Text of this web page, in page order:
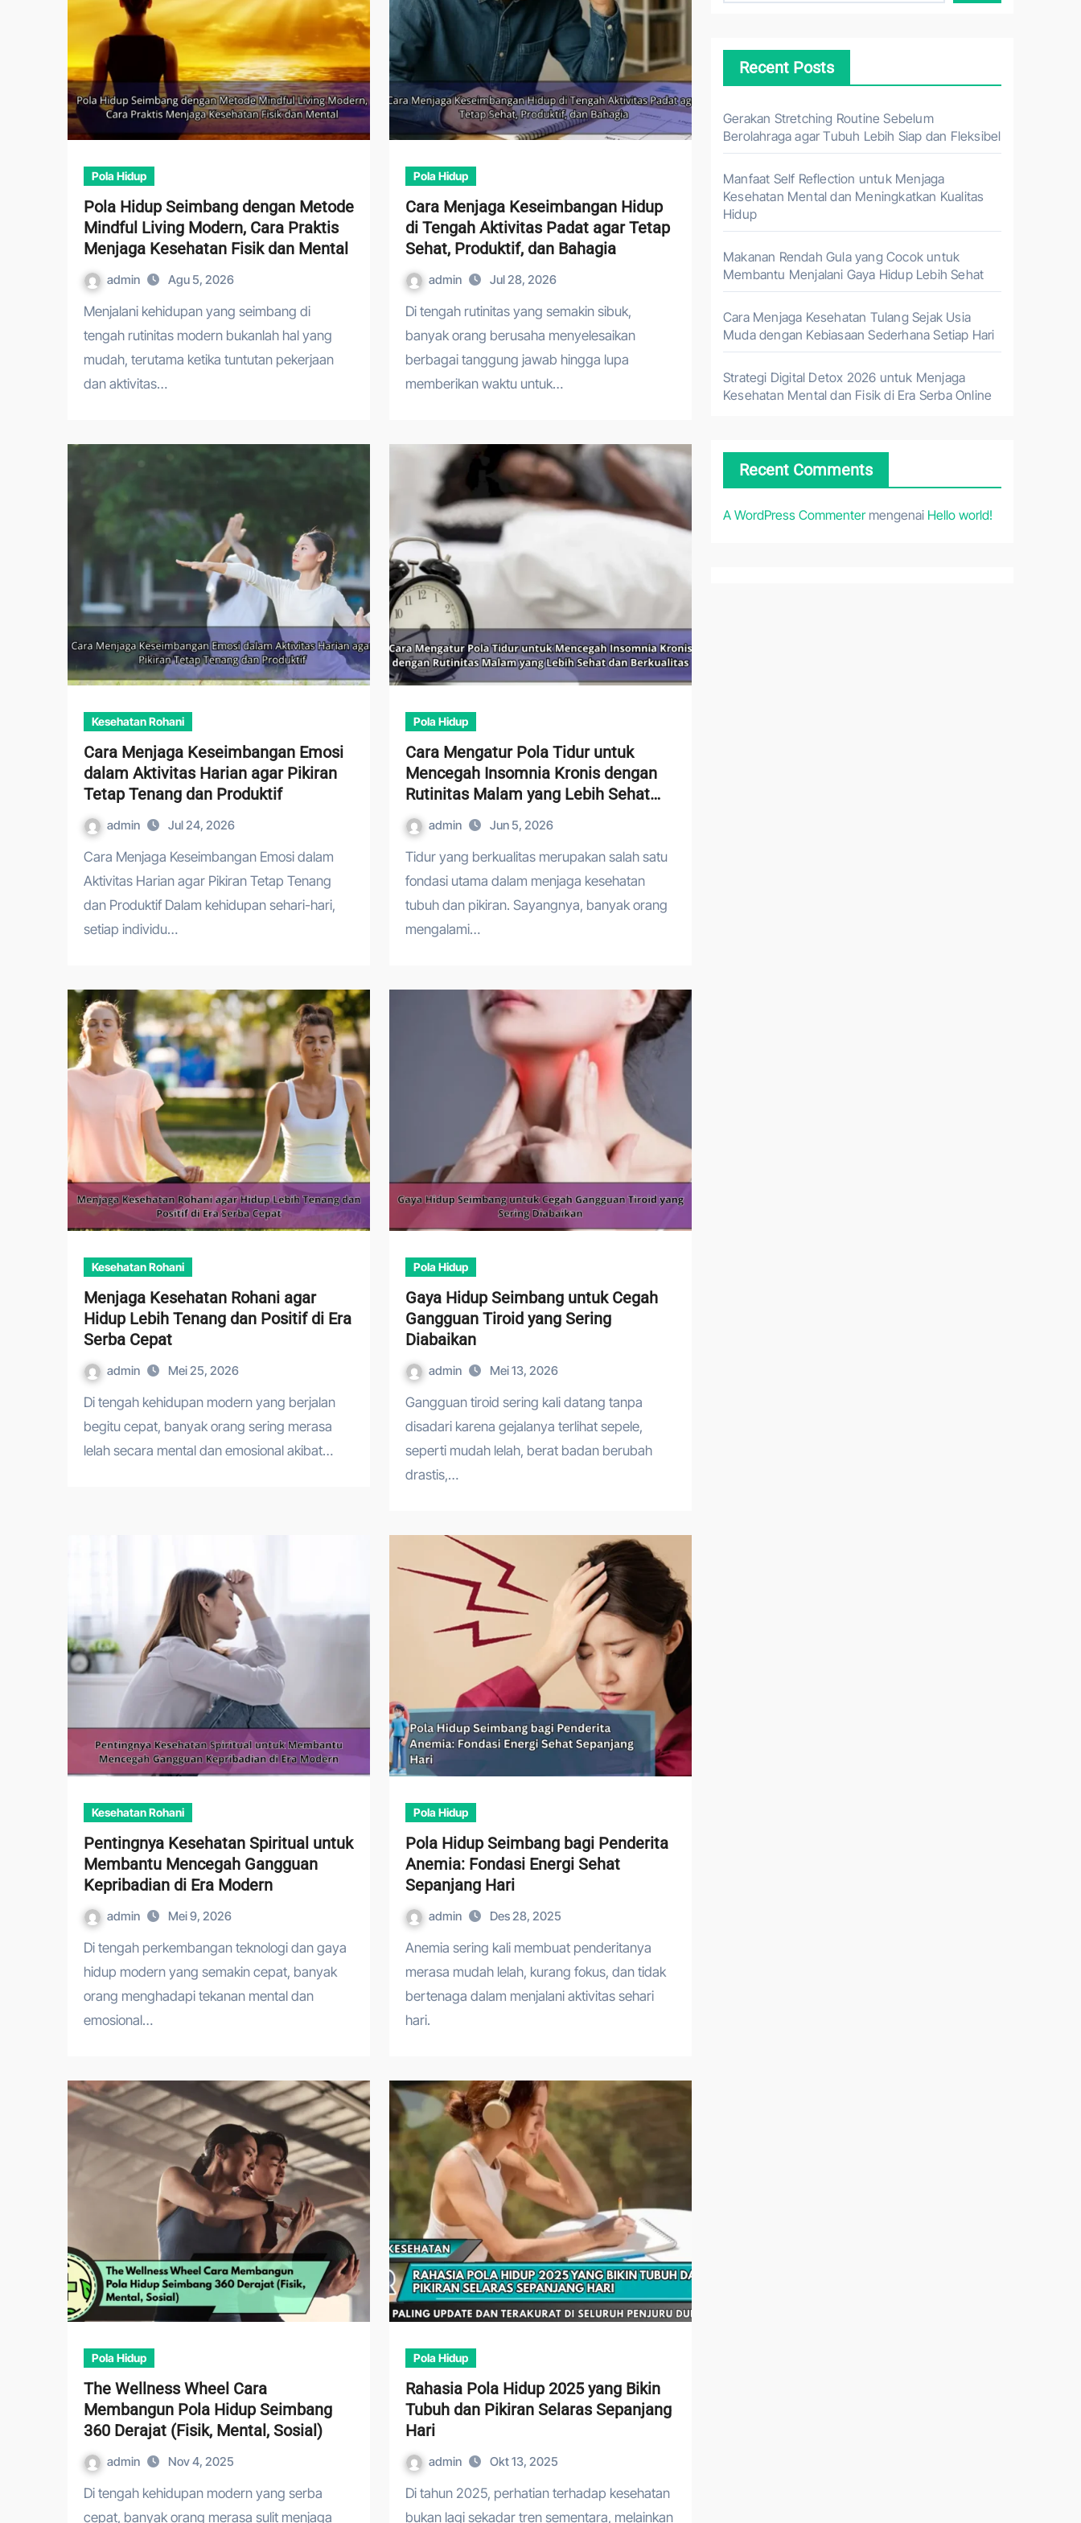
Pola Hidup
Pola Hidup Seimbang dengan Metode
Mindful Living Modern, Cara Praktis
Menjaga Kesehatan Fisik dan Mental
admin Agu 5, 2026
Menjalani kehidupan yang seimbang di
tengah rutinitas modern bukanlah hal yang
mudah, terutama ketika tuntutan pekerjaan
dan aktivitas…
Pola Hidup
Cara Menjaga Keseimbangan Hidup
di Tengah Aktivitas Padat agar Tetap
Sehat, Produktif, dan Bahagia
admin Jul 28, 2026
Di tengah rutinitas yang semakin sibuk,
banyak orang berusaha menyelesaikan
berbagai tanggung jawab hingga lupa
memberikan waktu untuk…
Kesehatan Rohani
Cara Menjaga Keseimbangan Emosi
dalam Aktivitas Harian agar Pikiran
Tetap Tenang dan Produktif
admin Jul 24, 2026
Cara Menjaga Keseimbangan Emosi dalam
Aktivitas Harian agar Pikiran Tetap Tenang
dan Produktif Dalam kehidupan sehari-hari,
setiap individu…
Pola Hidup
Cara Mengatur Pola Tidur untuk
Mencegah Insomnia Kronis dengan
Rutinitas Malam yang Lebih Sehat
dan Berkualitas
admin Jun 5, 2026
Tidur yang berkualitas merupakan salah satu
fondasi utama dalam menjaga kesehatan
tubuh dan pikiran. Sayangnya, banyak orang
mengalami…
Kesehatan Rohani
Menjaga Kesehatan Rohani agar
Hidup Lebih Tenang dan Positif di Era
Serba Cepat
admin Mei 25, 2026
Di tengah kehidupan modern yang berjalan
begitu cepat, banyak orang sering merasa
lelah secara mental dan emosional akibat…
Pola Hidup
Gaya Hidup Seimbang untuk Cegah
Gangguan Tiroid yang Sering
Diabaikan
admin Mei 13, 2026
Gangguan tiroid sering kali datang tanpa
disadari karena gejalanya terlihat sepele,
seperti mudah lelah, berat badan berubah
drastis,…
Kesehatan Rohani
Pentingnya Kesehatan Spiritual untuk
Membantu Mencegah Gangguan
Kepribadian di Era Modern
admin Mei 9, 2026
Di tengah perkembangan teknologi dan gaya
hidup modern yang semakin cepat, banyak
orang menghadapi tekanan mental dan
emosional…
Pola Hidup
Pola Hidup Seimbang bagi Penderita
Anemia: Fondasi Energi Sehat
Sepanjang Hari
admin Des 28, 2025
Anemia sering kali membuat penderitanya
merasa mudah lelah, kurang fokus, dan tidak
bertenaga dalam menjalani aktivitas sehari
hari.
Pola Hidup
The Wellness Wheel Cara
Membangun Pola Hidup Seimbang
360 Derajat (Fisik, Mental, Sosial)
admin Nov 4, 2025
Di tengah kehidupan modern yang serba
cepat, banyak orang merasa sulit menjaga
Pola Hidup
Rahasia Pola Hidup 2025 yang Bikin
Tubuh dan Pikiran Selaras Sepanjang
Hari
admin Okt 13, 2025
Di tahun 2025, perhatian terhadap kesehatan
bukan lagi sekadar tren sementara, melainkan
Recent Posts
Gerakan Stretching Routine Sebelum
Berolahraga agar Tubuh Lebih Siap dan Fleksibel
Manfaat Self Reflection untuk Menjaga
Kesehatan Mental dan Meningkatkan Kualitas
Hidup
Makanan Rendah Gula yang Cocok untuk
Membantu Menjalani Gaya Hidup Lebih Sehat
Cara Menjaga Kesehatan Tulang Sejak Usia
Muda dengan Kebiasaan Sederhana Setiap Hari
Strategi Digital Detox 2026 untuk Menjaga
Kesehatan Mental dan Fisik di Era Serba Online
Recent Comments
A WordPress Commentermengenai Hello world!